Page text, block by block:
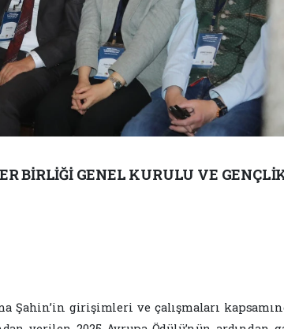
BİRLİĞİ GENEL KURULU VE
Şahin’in girişimleri ve çalışmaları